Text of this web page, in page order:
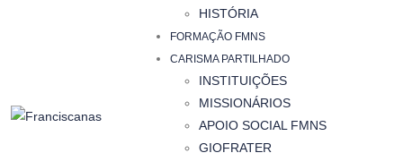
HISTÓRIA
FORMAÇÃO FMNS
CARISMA PARTILHADO
INSTITUIÇÕES
MISSIONÁRIOS
APOIO SOCIAL FMNS
GIOFRATER